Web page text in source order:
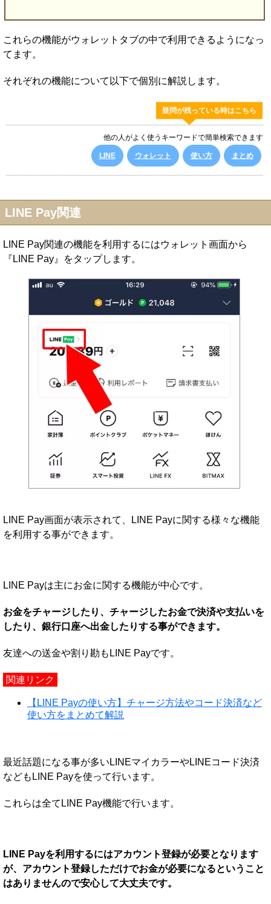
これらの機能がウォレットタブの中で利用できるようになっ
てます。
それぞれの機能について以下で個別に解説します。
疑問が残っている時はこちら
他の人がよく使うキーワードで簡単検索できます
LINE ウォレット 使い方 まとめ
LINE Pay関連
LINE Pay関連の機能を利用するにはウォレット画面から
『LINE Pay』をタップします。
LINE Pay画面が表示されて、LINE Payに関する様々な機能
を利用する事ができます。
LINE Payは主にお金に関する機能が中心です。
お金をチャージしたり、チャージしたお金で決済や支払いを
したり、銀行口座へ出金したりする事ができます。
友達への送金や割り勘もLINE Payです。
関連リンク
【LINE Payの使い方】チャージ方法やコード決済など
使い方をまとめて解説
最近話題になる事が多いLINEマイカラーやLINEコード決済
などもLINE Payを使って行います。
これらは全てLINE Pay機能で行います。
LINE Payを利用するにはアカウント登録が必要となります
が、アカウント登録しただけでお金が必要になるということ
はありませんので安心して大丈夫です。